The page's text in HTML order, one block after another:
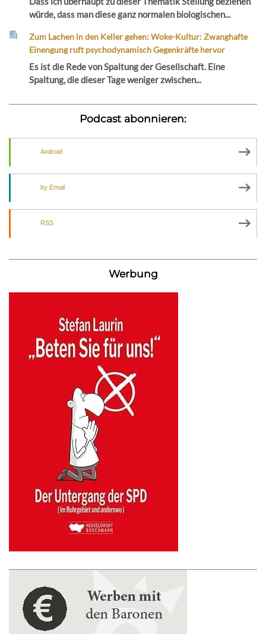
würde, dass man diese ganz normalen biologischen...
Zum Lachen in den Keller gehen: Woke-Kultur: Zwanghafte
Einengung ruft psychodynamisch Gegenkräfte hervor
Es ist die Rede von Spaltung der Gesellschaft. Eine
Spaltung, die dieser Tage weniger zwischen...
Podcast abonnieren:
Android
by Email
RSS
Werbung